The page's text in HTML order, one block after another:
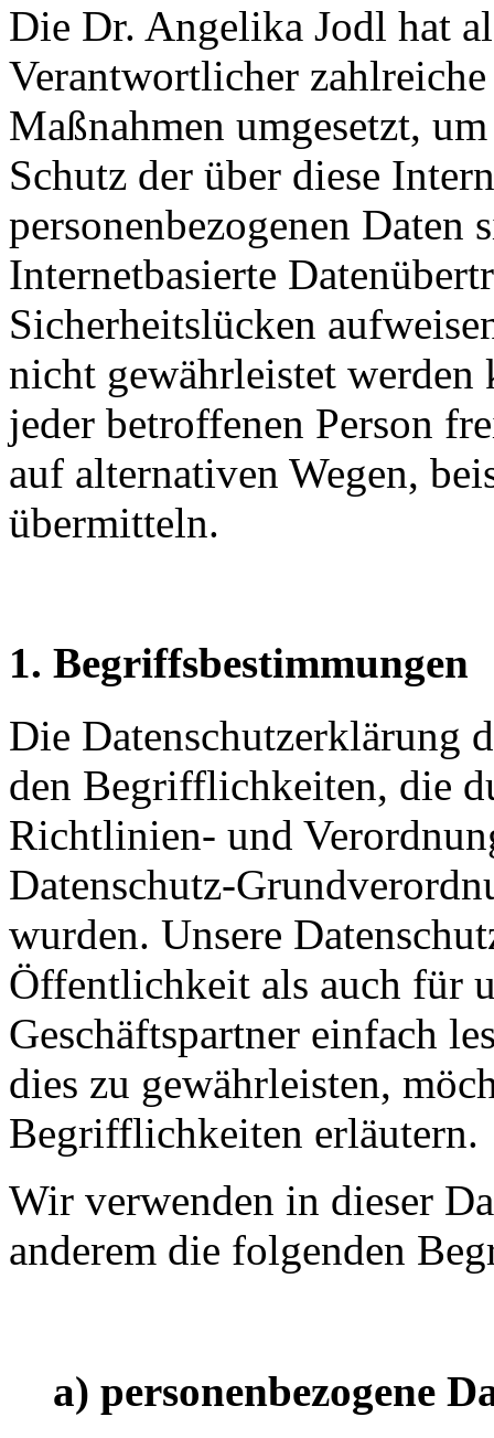
Die Dr. Angelika Jodl hat
Verantwortlicher
Maßnahmen umgesetzt,
Schutz der über diese
personenbezogenen Daten
Internetbasierte
Sicherheitslücken
nicht gewährleistet werden
jeder betroffenen Person
auf alternativen Wegen,
übermitteln.
1. Begriffsbestimmungen
Die Datenschutzerklärung
den Begrifflichkeiten, die
Richtlinien- und
Datenschutz-
wurden. Unsere
Öffentlichkeit als auch für
Geschäftspartner einfach
dies zu gewährleisten,
Begrifflichkeiten erläutern.
Wir verwenden in dieser
anderem die folgenden
a) personenbezogene